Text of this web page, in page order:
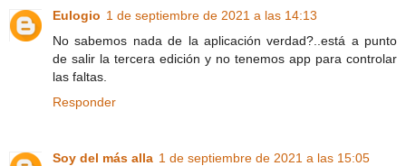
Eulogio 1 de septiembre de 2021 a las 14:13
No sabemos nada de la aplicación verdad?..está a punto
de salir la tercera edición y no tenemos app para controlar
las faltas.
Responder
Soy del más alla 1 de septiembre de 2021 a las 15:05